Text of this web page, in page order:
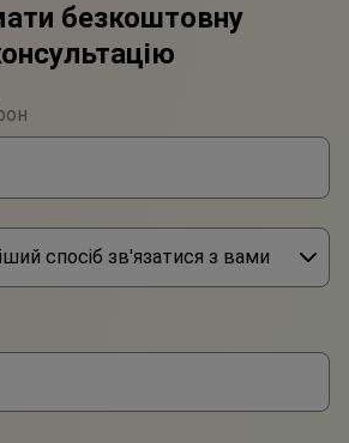
безкоштовну
спосіб зв'язатися з вами